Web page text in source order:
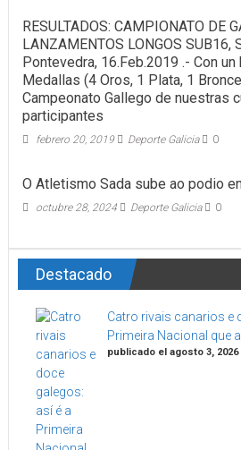
RESULTADOS: CAMPIONATO DE
LANZAMENTOS LONGOS SUB16,
Pontevedra, 16.Feb.2019 .- Con
Medallas (4 Oros, 1 Plata, 1
Campeonato Gallego de nuestras
participantes
febrero 20, 2019 Deporte Galicia 0
O Atletismo Sada sube ao podio
octubre 28, 2024 Deporte Galicia 0
Destacado
Catro rivais canarios e
Primeira Nacional que
publicado el agosto 3, 2026